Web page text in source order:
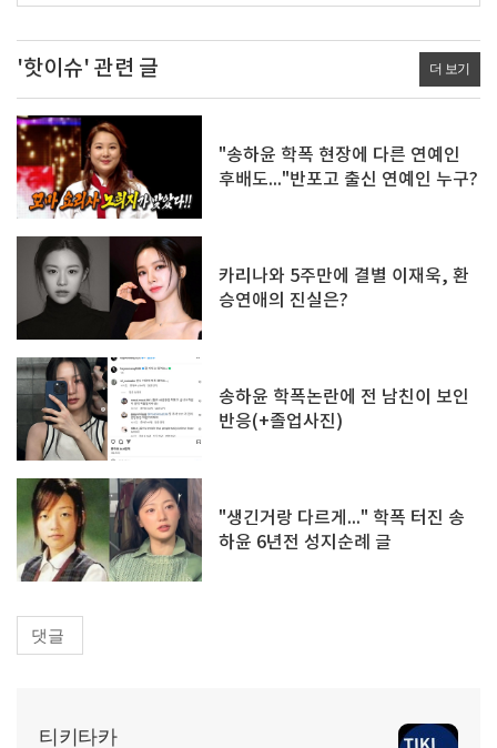
'핫이슈' 관련 글 더 보기
"송하윤 학폭 현장에 다른 연예인
후배도..."반포고 출신 연예인 누구?
카리나와 5주만에 결별 이재욱, 환
승연애의 진실은?
송하윤 학폭논란에 전 남친이 보인
반응(+졸업사진)
"생긴거랑 다르게..." 학폭 터진 송
하윤 6년전 성지순례 글
댓글
티키타카